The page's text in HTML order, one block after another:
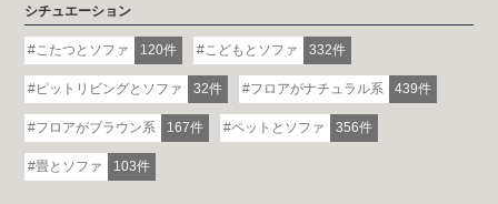
シチュエーション
こたつとソファ 120件 こどもとソファ 332件
ピットリビングとソファ 32件 フロアがナチュラル系 439件
フロアがブラウン系 167件 ペットとソファ 356件
畳とソファ 103件